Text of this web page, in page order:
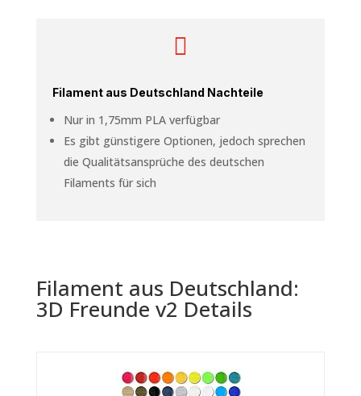

Filament aus Deutschland Nachteile
Nur in 1,75mm PLA verfügbar
Es gibt günstigere Optionen, jedoch sprechen
die Qualitätsansprüche des deutschen
Filaments für sich
Filament aus Deutschland:
3D Freunde v2 Details